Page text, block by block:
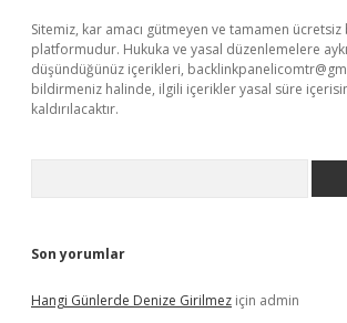
Sitemiz, kar amacı gütmeyen ve tamamen
platformudur. Hukuka ve yasal düzenlemelere
düşündüğünüz içerikleri,
bildirmeniz halinde, ilgili içerikler yasal süre
kaldırılacaktır.
Son yorumlar
Hangi Günlerde Denize Girilmez için admin